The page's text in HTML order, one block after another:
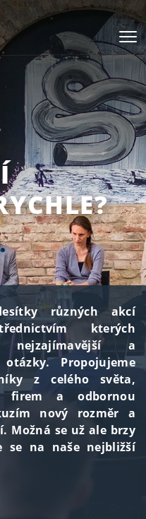
různých akcí
kterých
nejzajímavější a
otázky. Propojujeme
z celého světa,
firem a odbornou
nový rozměr a
Možná se už ale brzy
se na naše nejbližší